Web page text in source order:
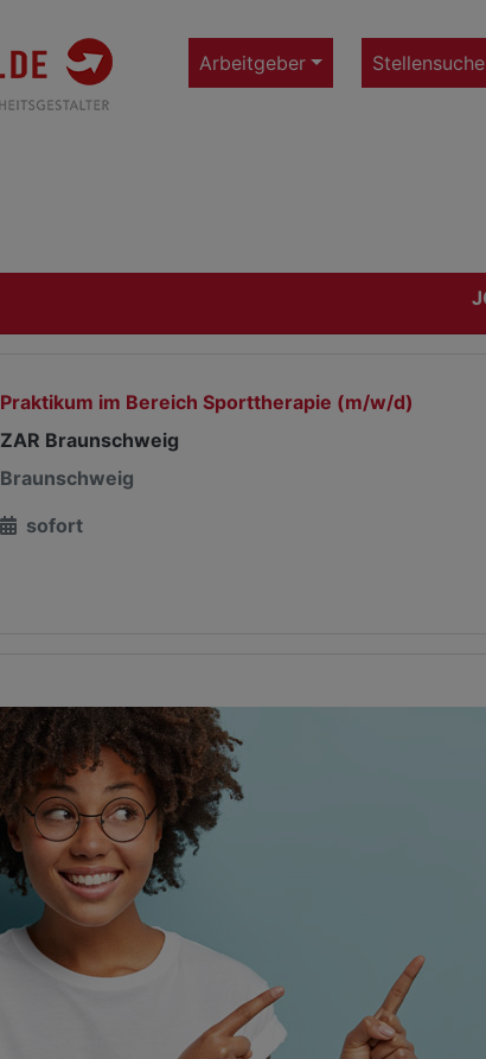
Arbeitgeber Stellensuche
Praktikum im Bereich Sporttherapie (m/w/d)
ZAR Braunschweig
Braunschweig
sofort